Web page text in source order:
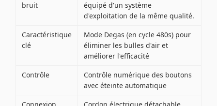
bruit
équipé d'un système
d'exploitation de la même qualité.
Caractéristique
clé
Mode Degas (en cycle 480s) pour
éliminer les bulles d'air et
améliorer l'efficacité
Contrôle
Contrôle numérique des boutons
avec éteinte automatique